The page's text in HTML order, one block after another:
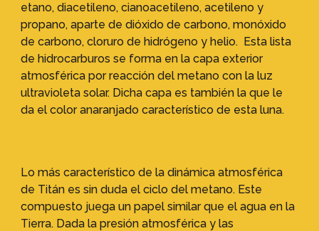
etano, diacetileno, cianoacetileno, acetileno y
propano, aparte de dióxido de carbono, monóxido
de carbono, cloruro de hidrógeno y helio. Esta lista
de hidrocarburos se forma en la capa exterior
atmosférica por reacción del metano con la luz
ultravioleta solar. Dicha capa es también la que le
da el color anaranjado característico de esta luna.
Lo más característico de la dinámica atmosférica
de Titán es sin duda el ciclo del metano. Este
compuesto juega un papel similar que el agua en la
Tierra. Dada la presión atmosférica y las